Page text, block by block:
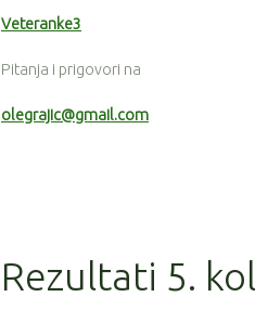
Veteranke3
Pitanja i prigovori na
olegrajic@gmail.com
Rezultati 5.